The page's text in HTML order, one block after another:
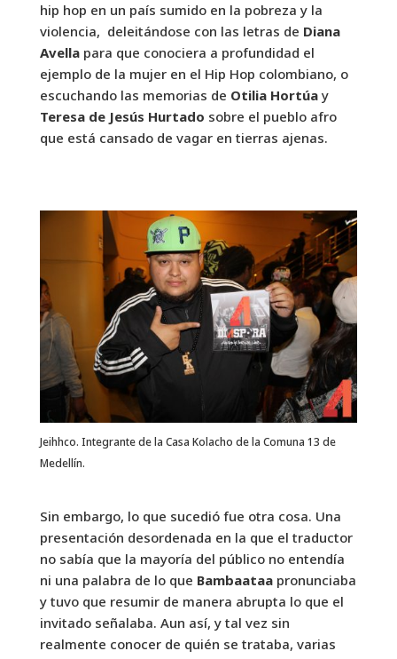
hip hop en un país sumido en la pobreza y la
violencia, deleitándose con las letras de Diana
Avellapara que conociera a profundidad el
ejemplo de la mujer en el Hip Hop colombiano, o
escuchando las memorias de Otilia Hortúay
Teresa de Jesús Hurtado sobre el pueblo afro
que está cansado de vagar en tierras ajenas.
Jeihhco. Integrante de la Casa Kolacho de la Comuna 13 de
Medellín.
Sin embargo, lo que sucedió fue otra cosa. Una
presentación desordenada en la que el traductor
no sabía que la mayoría del público no entendía
ni una palabra de lo que Bambaataapronunciaba
y tuvo que resumir de manera abrupta lo que el
invitado señalaba. Aun así, y tal vez sin
realmente conocer de quién se trataba, varias